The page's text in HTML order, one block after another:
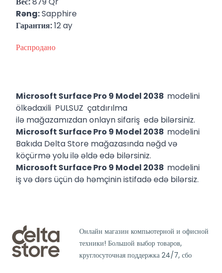
Rəng:Sapphire
Гарантия:12 ay
Распродано
Microsoft Surface Pro 9 Model 2038 modelini
ölkədaxili PULSUZ çatdırılma
ilə mağazamızdan onlayn sifariş edə bilərsiniz.
Microsoft Surface Pro 9 Model 2038 modelini
Bakıda Delta Store mağazasında nəğd və
köçürmə yolu ilə əldə edə bilərsiniz.
Microsoft Surface Pro 9 Model 2038 modelini
iş və dərs üçün də həmçinin istifadə edə bilərsiz.
Онлайн магазин компьютерной и офисной
техники! Большой выбор товаров,
круглосуточная поддержка 24/7, сбо